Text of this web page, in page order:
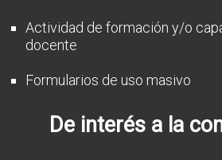
Actividad de formación y/o
docente
Formularios de uso masivo
De interés a la